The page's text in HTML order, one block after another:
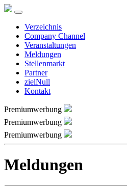
Verzeichnis
Company Channel
Veranstaltungen
Meldungen
Stellenmarkt
Partner
zielNull
Kontakt
Premiumwerbung
Premiumwerbung
Premiumwerbung
Meldungen